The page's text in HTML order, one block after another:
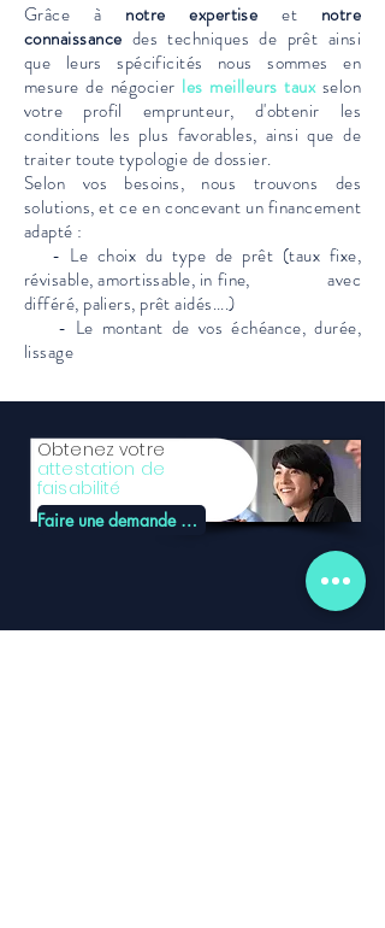
Grâce à notre expertise et notre
connaissance des techniques de prêt ainsi
que leurs spécificités nous sommes en
mesure de négocier les meilleurs tauxselon
votre profil emprunteur, d'obtenir les
conditions les plus favorables, ainsi que de
traiter toute typologie de dossier.
Selon vos besoins, nous trouvons des
solutions, et ce en concevant un financement
adapté :
- Le choix du type de prêt (taux fixe,
révisable, amortissable, in fine, avec
différé, paliers, prêt aidés....)
- Le montant de vos échéance, durée,
lissage
Obtenez votre
attestation de
faisabilité
Faire une demande de faisabilité